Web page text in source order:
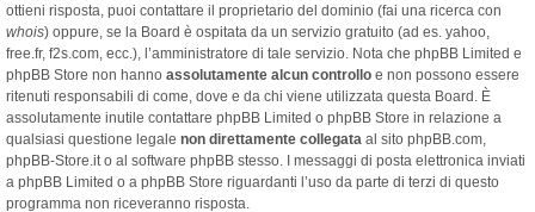
ottieni risposta, puoi contattare il proprietario del dominio (fai una ricerca con
whois) oppure, se la Board è ospitata da un servizio gratuito (ad es. yahoo,
free.fr, f2s.com, ecc.), l’amministratore di tale servizio. Nota che phpBB Limited e
phpBB Store non hanno assolutamente alcun controllo e non possono essere
ritenuti responsabili di come, dove e da chi viene utilizzata questa Board. È
assolutamente inutile contattare phpBB Limited o phpBB Store in relazione a
qualsiasi questione legale non direttamente collegata al sito phpBB.com,
phpBB-Store.it o al software phpBB stesso. I messaggi di posta elettronica inviati
a phpBB Limited o a phpBB Store riguardanti l’uso da parte di terzi di questo
programma non riceveranno risposta.